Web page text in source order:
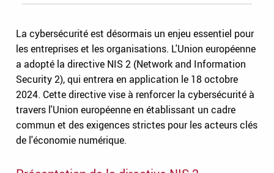
La cybersécurité est désormais un enjeu essentiel pour
les entreprises et les organisations. L'Union européenne
a adopté la directive NIS 2 (Network and Information
Security 2), qui entrera en application le 18 octobre
2024. Cette directive vise à renforcer la cybersécurité à
travers l'Union européenne en établissant un cadre
commun et des exigences strictes pour les acteurs clés
de l'économie numérique.